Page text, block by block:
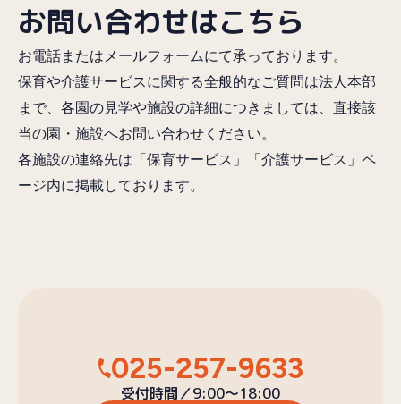
お問い合わせはこちら
お電話またはメールフォームにて承っております。
保育や介護サービスに関する全般的なご質問は法人本部
まで、各園の見学や施設の詳細につきましては、直接該
当の園・施設へお問い合わせください。
各施設の連絡先は「保育サービス」「介護サービス」ペ
ージ内に掲載しております。
025-257-9633
受付時間／9:00〜18:00